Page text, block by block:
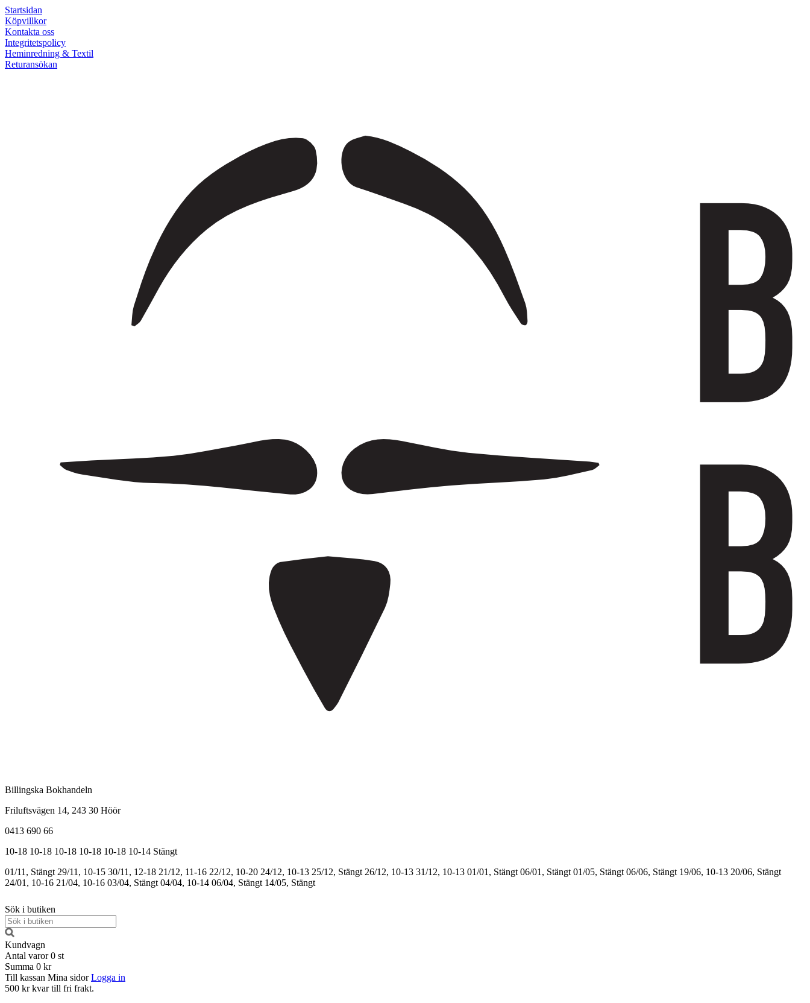
Startsidan
Köpvillkor
Kontakta oss
Integritetspolicy
Heminredning & Textil
Returansökan
Billingska Bokhandeln
Friluftsvägen 14, 243 30 Höör
0413 690 66
10-18 10-18 10-18 10-18 10-18 10-14 Stängt
01/11, Stängt 29/11, 10-15 30/11, 12-18 21/12, 11-16 22/12, 10-20 24/12, 10-13 25/12, Stängt 26/12, 10-13 31/12, 10-13 01/01, Stängt 06/01, Stängt 01/05, Stängt 06/06, Stängt 19/06, 10-13 20/06, Stängt
24/01, 10-16 21/04, 10-16 03/04, Stängt 04/04, 10-14 06/04, Stängt 14/05, Stängt
Sök i butiken
Kundvagn
Antal varor 0 st
Summa 0 kr
Till kassan Mina sidor Logga in
500 kr kvar till fri frakt.